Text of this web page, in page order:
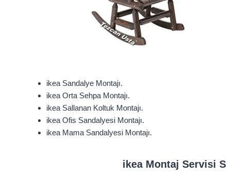
ikea Sandalye Montajı.
ikea Orta Sehpa Montajı.
ikea Sallanan Koltuk Montajı.
ikea Ofis Sandalyesi Montajı.
ikea Mama Sandalyesi Montajı.
ikea Montaj Servisi